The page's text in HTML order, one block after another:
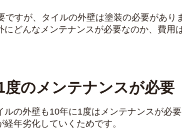
ですが、タイルの外壁は塗装の必要があり
どんなメンテナンスが必要なのか、費用
度のメンテナンスが必要
の外壁も10年に1度はメンテナンスが必
年劣化していくためです。